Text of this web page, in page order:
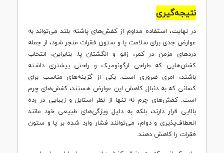
نتیجه‌گیری
در نهایت، استفاده مداوم از کفش‌های پاشنه بلند می‌تواند به
عوارض جدی برای سلامت پا و ستون فقرات منجر شود، از جمله
دردهای مزمن در کمر، زانو و انگشتان پا. بنابراین، انتخاب
کفش‌هایی که طراحی ارگونومیک و راحتی بیشتری داشته
باشند، امری ضروری است. یکی از گزینه‌های مناسب برای
کسانی که به دنبال کاهش این عوارض هستند، کفش‌های چرم
است. کفش‌های چرم نه تنها از نظر استایل و زیبایی در رده
بالایی قرار دارند، بلکه به دلیل ویژگی‌های طبیعی خود مانند
انعطاف‌پذیری و دوام، می‌توانند فشار وارد شده بر پا و ستون
فقرات را کاهش دهند.